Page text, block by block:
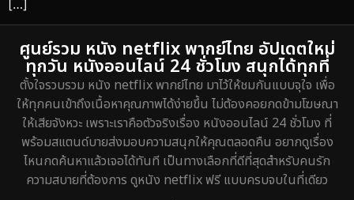
[…]
ศูนย์รวม หนัง netflix พากย์ไทย อัปเดตใหม่
ทุกวัน หนังออนไลน์ 24 ชั่วโมง สนุกได้ทุกที่
ตั้งใจรวบรวม หนัง netflix พากย์ไทย มาไว้ให้ชมกันแบบจุใจ เพื่อ
ให้ทุกคนเข้าถึงเนื้อหาคุณภาพได้ง่ายขึ้น ไม่ต้องคอยกดข้ามโฆษณา
ให้เสียจังหวะ เพราะเราคือตัวจริงเรื่อง หนังออนไลน์ 24 ชั่วโมง ที่
พร้อมสแตนด์บายส่งมอบความสนุกให้คุณตลอดคืน อยากดูเรื่อง
ไหนกดค้นหาแล้วเจอได้ทันที เป็นทางเลือกที่ดีที่สุดสำหรับคนรัก
ความสบายที่ต้องการ ดูหนัง netflix ฟรี แบบครบจบในที่เดียว